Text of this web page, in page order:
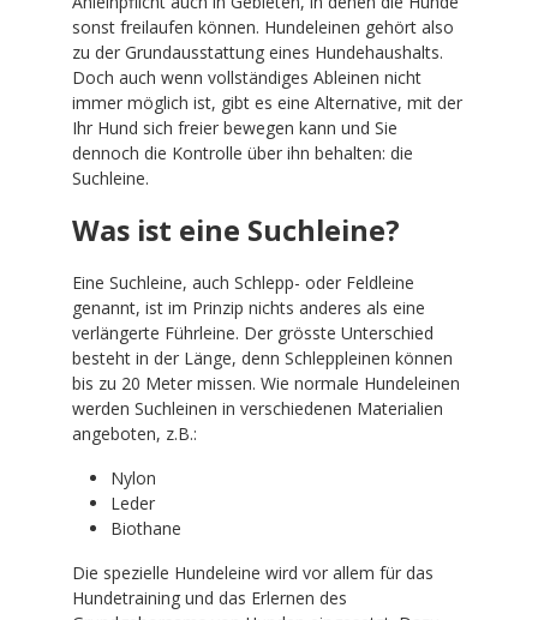
sonst freilaufen können. Hundeleinen gehört also
zu der Grundausstattung eines Hundehaushalts.
Doch auch wenn vollständiges Ableinen nicht
immer möglich ist, gibt es eine Alternative, mit der
Ihr Hund sich freier bewegen kann und Sie
dennoch die Kontrolle über ihn behalten: die
Suchleine.
Was ist eine Suchleine?
Eine Suchleine, auch Schlepp- oder Feldleine
genannt, ist im Prinzip nichts anderes als eine
verlängerte Führleine. Der grösste Unterschied
besteht in der Länge, denn Schleppleinen können
bis zu 20 Meter missen. Wie normale Hundeleinen
werden Suchleinen in verschiedenen Materialien
angeboten, z.B.:
Nylon
Leder
Biothane
Die spezielle Hundeleine wird vor allem für das
Hundetraining und das Erlernen des